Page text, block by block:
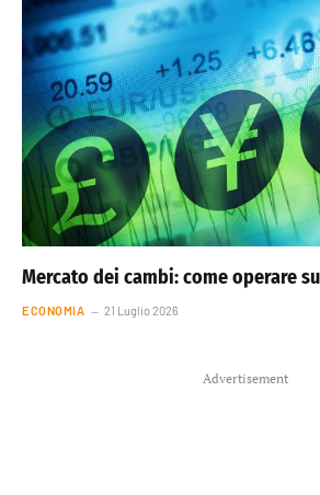
Mercato dei cambi: come operare
ECONOMIA 21 Luglio 2026
Advertisement